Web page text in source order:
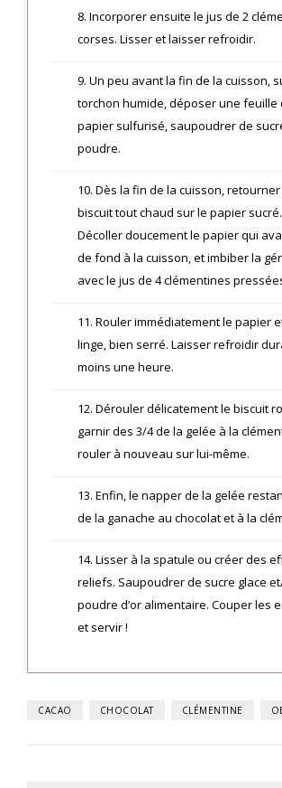
8. Incorporer ensuite le jus de 2
corses. Lisser et laisser refroidir.
9. Un peu avant la fin de la cuisson,
torchon humide, déposer une feuille
papier sulfurisé, saupoudrer de
poudre.
10. Dès la fin de la cuisson, retourner
biscuit tout chaud sur le papier sucré.
Décoller doucement le papier qui
de fond à la cuisson, et imbiber la
avec le jus de 4 clémentines
11. Rouler immédiatement le papier
linge, bien serré. Laisser refroidir
moins une heure.
12. Dérouler délicatement le biscuit
garnir des 3/4 de la gelée à la
rouler à nouveau sur lui-même.
13. Enfin, le napper de la gelée
de la ganache au chocolat et à la
14. Lisser à la spatule ou créer des
reliefs. Saupoudrer de sucre glace
poudre d’or alimentaire. Couper les
et servir !
CACAO CHOCOLAT CLÉMENTINE